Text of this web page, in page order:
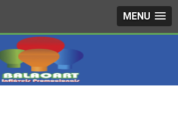
MENU